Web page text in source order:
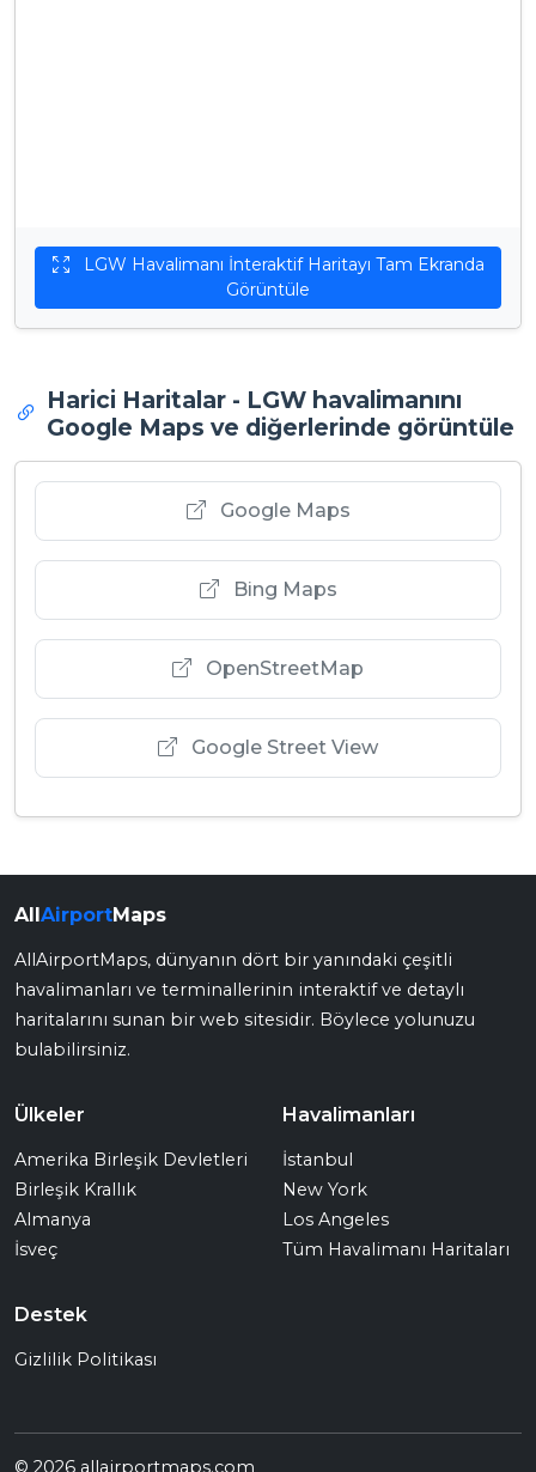
Görüntüle
Harici Haritalar - LGW havalimanını
Google Maps ve diğerlerinde görüntüle
Google Maps
Bing Maps
OpenStreetMap
Google Street View
AllAirportMaps
AllAirportMaps, dünyanın dört bir yanındaki çeşitli
havalimanları ve terminallerinin interaktif ve detaylı
haritalarını sunan bir web sitesidir. Böylece yolunuzu
bulabilirsiniz.
Ülkeler
Amerika Birleşik Devletleri
Birleşik Krallık
Almanya
İsveç
Havalimanları
İstanbul
New York
Los Angeles
Tüm Havalimanı Haritaları
Destek
Gizlilik Politikası
© 2026 allairportmaps.com